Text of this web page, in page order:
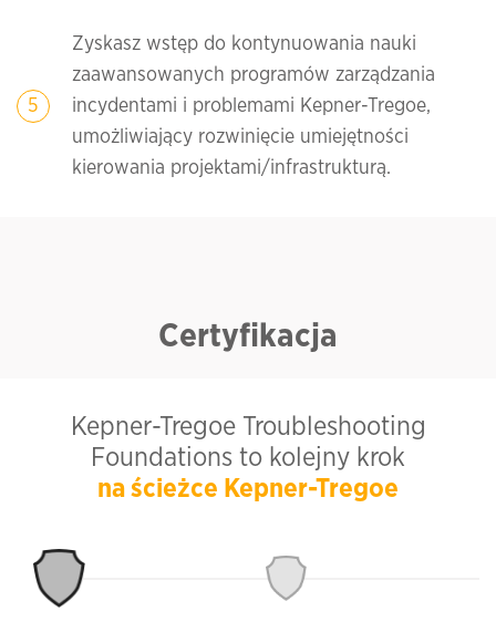
Zyskasz wstęp do kontynuowania nauki
zaawansowanych programów zarządzania
incydentami i problemami Kepner-Tregoe,
umożliwiający rozwinięcie umiejętności
kierowania projektami/infrastrukturą.
Certyfikacja
Kepner-Tregoe Troubleshooting
Foundations to kolejny krok
na ścieżce Kepner-Tregoe